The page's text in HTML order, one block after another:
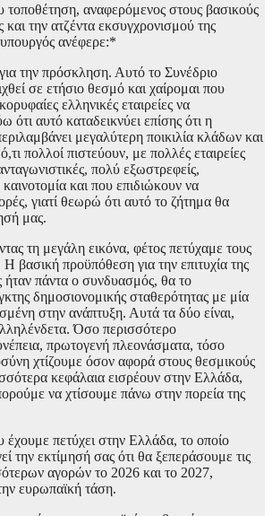
τοποθέτηση, αναφερόμενος στους βασικούς
και την ατζέντα εκσυγχρονισμού της
ανέφερε:*
την πρόσκληση. Αυτό το Συνέδριο
σε ετήσιο θεσμό και χαίρομαι που
ελληνικές εταιρείες να
ότι αυτό καταδεικνύει επίσης ότι η
μεγαλύτερη ποικιλία κλάδων και
πολλοί πιστεύουν, με πολλές εταιρείες
πολύ εξωστρεφείς,
και που επιδιώκουν να
γιατί θεωρώ ότι αυτό το ζήτημα θα
μας.
τη μεγάλη εικόνα, φέτος πετύχαμε τους
βασική προϋπόθεση για την επιτυχία της
ήταν πάντα ο συνδυασμός, θα το
δημοσιονομικής σταθερότητας με μία
στην ανάπτυξη. Αυτά τα δύο είναι,
Όσο περισσότερο
πρωτογενή πλεονάσματα, τόσο
χτίζουμε όσον αφορά στους θεσμικούς
κεφάλαια εισρέουν στην Ελλάδα,
να χτίσουμε πάνω στην πορεία της
έχουμε πετύχει στην Ελλάδα, το οποίο
την εκτίμησή σας ότι θα ξεπεράσουμε τις
αγορών το 2026 και το 2027,
ευρωπαϊκή τάση.